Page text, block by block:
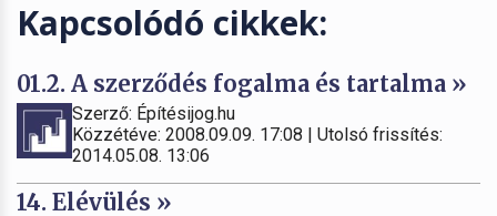
Kapcsolódó cikkek:
01.2. A szerződés fogalma és tartalma »
Szerző: Építésijog.hu
Közzétéve: 2008.09.09. 17:08 | Utolsó frissítés:
2014.05.08. 13:06
14. Elévülés »